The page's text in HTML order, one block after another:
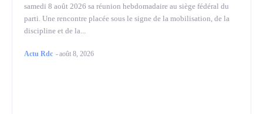
samedi 8 août 2026 sa réunion hebdomadaire au siège fédéral du
parti. Une rencontre placée sous le signe de la mobilisation, de la
discipline et de la...
Actu Rdc -août 8, 2026